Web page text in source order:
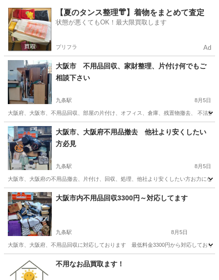
大阪 大阪市 九条駅 不用品回収 古着
【夏のタンス整理👘】着物をまとめて査定
状態が悪くてもOK！最大限買取します
プリフラ Ad
大阪市 不用品回収、家財整理、片付け何でもご
相談下さい
九条駅 8月5日
大阪府、大阪市、不用品回収、部屋の片付け、オフィス、倉庫、残置物撤去、 不法
大阪 大阪市 九条駅 不用品回収 片付け
大阪市、大阪府不用品撤去 他社より安くしたい
方必見
九条駅 8月5日
大阪市、大阪府の不用品撤去、片付け、回収、処理、他社より安くしたい方お力にな
大阪 大阪市 九条駅 不用品回収 片付け
大阪市内不用品回収3300円～対応してます
九条駅 8月5日
大阪市、大阪府、不用品回収に対応しております 最低料金3300円から対応しており
九条駅 不用品回収
不用なお品買取ます！